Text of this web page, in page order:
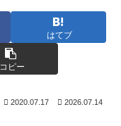
はてブ
コピー
2020.07.17 2026.07.14